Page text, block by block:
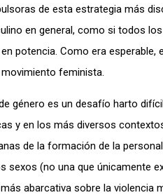
de esta estrategia más
en general, como si todos
potencia. Como era
feminista.
género es un desafío harto
y en los más diversos
de la formación de la
sexos (no una que únicamente
abarcativa sobre la violencia